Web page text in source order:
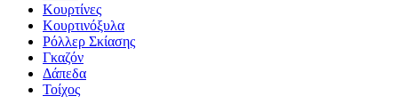
Κουρτίνες
Κουρτινόξυλα
Ρόλλερ Σκίασης
Γκαζόν
Δάπεδα
Τοίχος